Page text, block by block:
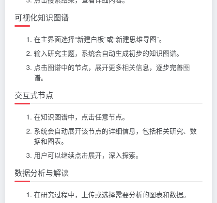
可视化知识图谱
在主界面选择“新建白板”或“新建思维导图”。
输入研究主题，系统会自动生成初步的知识图谱。
点击图谱中的节点，展开更多相关信息，逐步完善图
谱。
交互式节点
在知识图谱中，点击任意节点。
系统会自动展开该节点的详细信息，包括相关研究、数
据和图表。
用户可以继续点击展开，深入探索。
数据分析与解读
在研究过程中，上传或选择需要分析的图表和数据。